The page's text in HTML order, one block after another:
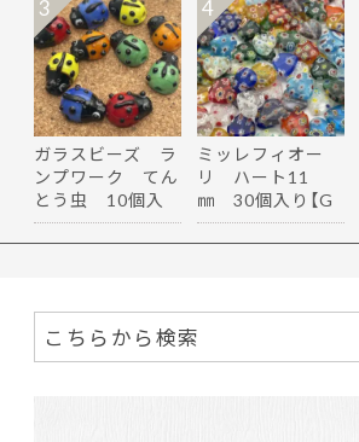
ガラスビーズ ラ
ンプワーク てん
とう虫 10個入
り【GB-…
3
ミッレフィオー
リ ハート11
㎜ 30個入り【G
B-ｍｆ-h11】
4